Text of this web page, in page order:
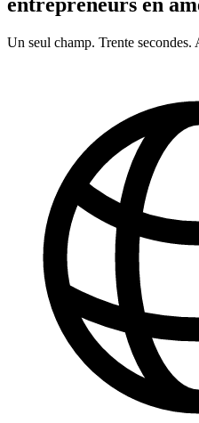
Un seul champ. Trente